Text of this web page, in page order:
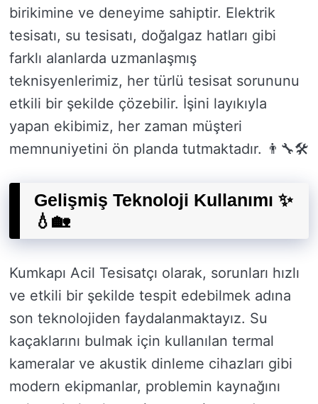
birikimine ve deneyime sahiptir. Elektrik
tesisatı, su tesisatı, doğalgaz hatları gibi
farklı alanlarda uzmanlaşmış
teknisyenlerimiz, her türlü tesisat sorununu
etkili bir şekilde çözebilir. İşini layıkıyla
yapan ekibimiz, her zaman müşteri
memnuniyetini ön planda tutmaktadır. 👨‍🔧🛠️
Gelişmiş Teknoloji Kullanımı ✨
💧🏡
Kumkapı Acil Tesisatçı olarak, sorunları hızlı
ve etkili bir şekilde tespit edebilmek adına
son teknolojiden faydalanmaktayız. Su
kaçaklarını bulmak için kullanılan termal
kameralar ve akustik dinleme cihazları gibi
modern ekipmanlar, problemin kaynağını